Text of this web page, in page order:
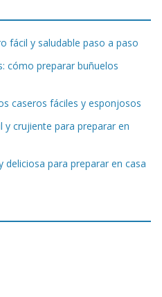
fácil y saludable paso a paso
cómo preparar buñuelos
caseros fáciles y esponjosos
y crujiente para preparar en
deliciosa para preparar en casa